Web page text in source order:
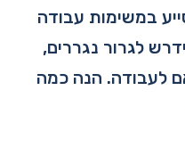
במשימות עבודה
לגרור נגררים,
לעבודה. הנה כמה